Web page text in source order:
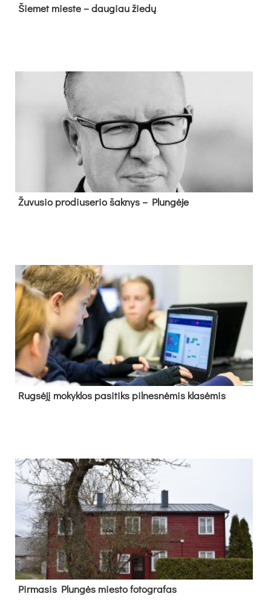
Šie­met mies­te – dau­giau žie­dų
Žu­vu­sio pro­diu­se­rio šak­nys – Plun­gė­je
Rug­sė­jį mo­kyk­los pa­si­tiks pil­nes­nė­mis kla­sė­mis
Pir­ma­sis Plun­gės mies­to fo­tog­ra­fas